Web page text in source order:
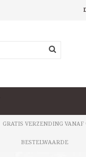
GRATIS VERZENDING VANAF
BESTELWAARDE